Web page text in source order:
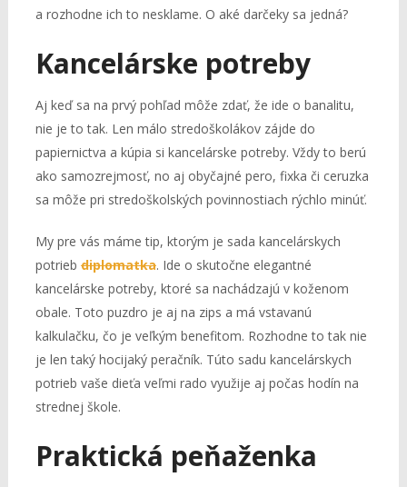
a rozhodne ich to nesklame. O aké darčeky sa jedná?
Kancelárske potreby
Aj keď sa na prvý pohľad môže zdať, že ide o banalitu,
nie je to tak. Len málo stredoškolákov zájde do
papiernictva a kúpia si kancelárske potreby. Vždy to berú
ako samozrejmosť, no aj obyčajné pero, fixka či ceruzka
sa môže pri stredoškolských povinnostiach rýchlo minúť.
My pre vás máme tip, ktorým je sada kancelárskych
potrieb diplomatka. Ide o skutočne elegantné
kancelárske potreby, ktoré sa nachádzajú v koženom
obale. Toto puzdro je aj na zips a má vstavanú
kalkulačku, čo je veľkým benefitom. Rozhodne to tak nie
je len taký hocijaký peračník. Túto sadu kancelárskych
potrieb vaše dieťa veľmi rado využije aj počas hodín na
strednej škole.
Praktická peňaženka